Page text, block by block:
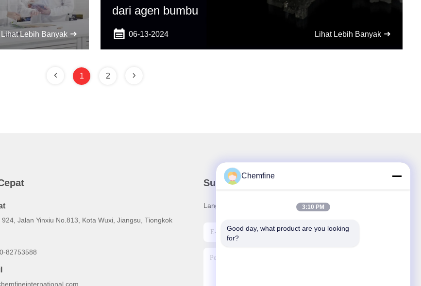
Lihat Lebih Banyak
dari agen bumbu
06-13-2024 Lihat Lebih Banyak
1 2
924, Jalan Yinxiu No.813, Kota Wuxi, Jiangsu, Tiongkok
82753588
Surat Kabar Kami
Langganan buletin kami untuk diskon dan banyak lagi.
Chemfine
3:10 PM
Good day, what product are you looking
for?